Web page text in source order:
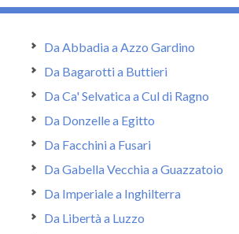
Da Abbadia a Azzo Gardino
Da Bagarotti a Buttieri
Da Ca' Selvatica a Cul di Ragno
Da Donzelle a Egitto
Da Facchini a Fusari
Da Gabella Vecchia a Guazzatoio
Da Imperiale a Inghilterra
Da Libertà a Luzzo